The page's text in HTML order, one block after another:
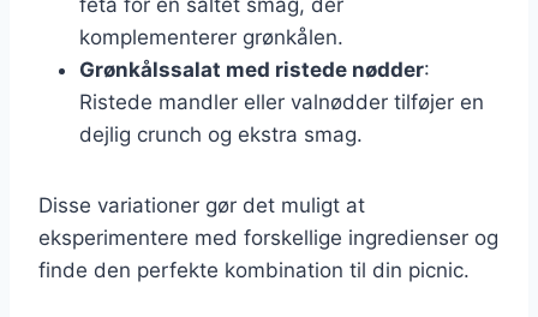
komplementerer grønkålen.
Grønkålssalat med ristede nødder:
Ristede mandler eller valnødder tilføjer en
dejlig crunch og ekstra smag.
Disse variationer gør det muligt at
eksperimentere med forskellige ingredienser og
finde den perfekte kombination til din picnic.